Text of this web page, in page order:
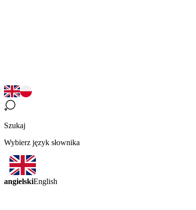
Szukaj
Wybierz język słownika
angielskiEnglish